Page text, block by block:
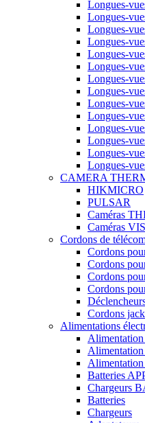
Longues-
Longues-
Longues-
Longues-
Longues-
Longues-
Longues-
Longues-
Longues-
Longues-
Longues-
Longues-
Longues-
Longues-
CAMERA
HIKMICRO
PULSAR
Caméras
Caméras
Cordons de
Cordons
Cordons
Cordons
Cordons
Cordons jack
Alimentations
Batteries
Chargeurs
Batteries
Chargeurs